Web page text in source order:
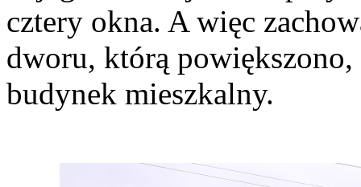
cztery okna. A więc
dworu, którą
budynek mieszkalny.